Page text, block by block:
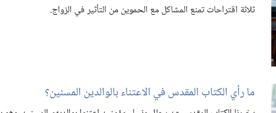
ثلاثة اقتراحات تمنع المشاكل مع الحموين من التأثير في الزواج.‏
ما رأي الكتاب المقدس في الاعتناء بالوالدين المسنين؟‏